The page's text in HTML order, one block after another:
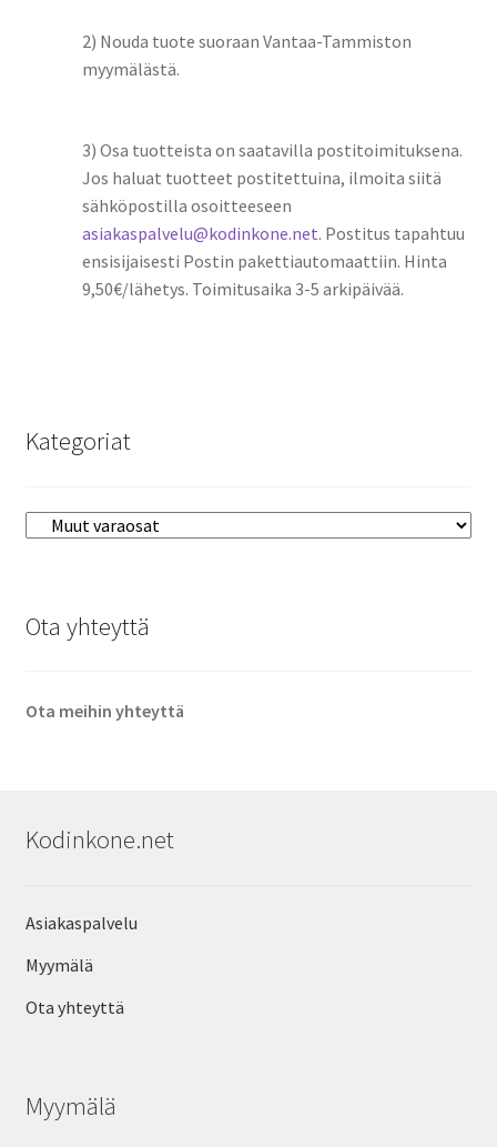
2) Nouda tuote suoraan Vantaa-Tammiston
myymälästä.
3) Osa tuotteista on saatavilla postitoimituksena.
Jos haluat tuotteet postitettuina, ilmoita siitä
sähköpostilla osoitteeseen
asiakaspalvelu@kodinkone.net. Postitus tapahtuu
ensisijaisesti Postin pakettiautomaattiin. Hinta
9,50€/lähetys. Toimitusaika 3-5 arkipäivää.
Kategoriat
Ota yhteyttä
Ota meihin yhteyttä
Kodinkone.net
Asiakaspalvelu
Myymälä
Ota yhteyttä
Myymälä